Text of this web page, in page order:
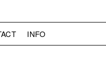
INFO